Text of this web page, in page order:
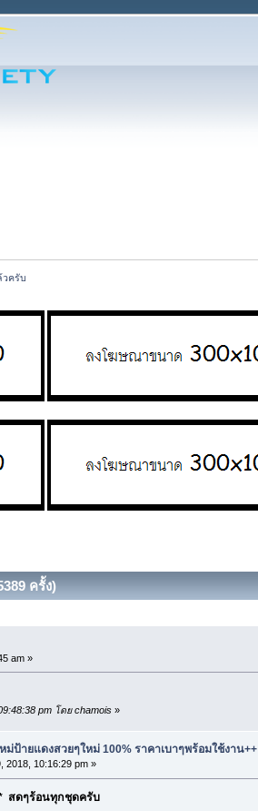
วครับ
ครั้ง)
am »
pm โดย chamois»
ม่ป้ายแดงสวยๆใหม่ 100% ราคาเบาๆพร้อมใช้งาน++
2018, 10:16:29 pm »
สดๆร้อนทุกชุดครับ